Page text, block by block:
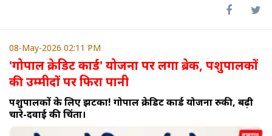
08-May-2026 02:11 PM
'गोपाल क्रेडिट कार्ड' योजना पर लगा ब्रेक, पशुपालकों
की उम्मीदों पर फिरा पानी
पशुपालकों के लिए झटका! गोपाल क्रेडिट कार्ड योजना रुकी, बढ़ी
चारे-दवाई की चिंता।